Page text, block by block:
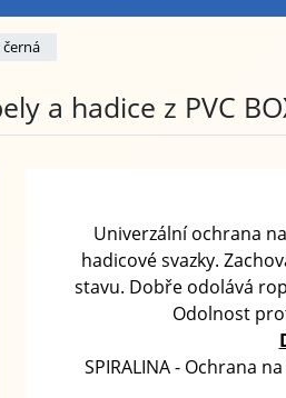
černá
a hadice z PVC
Univerzální ochrana
hadicové svazky.
stavu. Dobře odolává
Odolnost
SPIRALINA - Ochrana